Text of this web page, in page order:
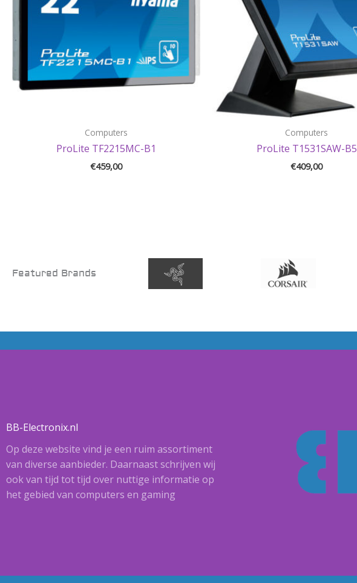
Computers
ProLite TF2215MC-B1
€459,00
Computers
ProLite T1531SAW-B5
€409,00
Featured Brands
BB-Electronix.nl
Op deze website vind je een ruim assortiment
van diverse aanbieder. Daarnaast schrijven wij
ook van tijd tot tijd over nuttige informatie op
het gebied van computers en gaming